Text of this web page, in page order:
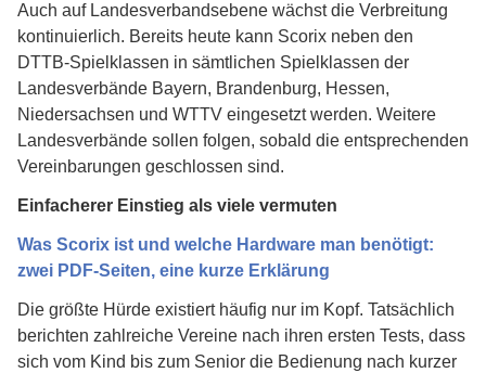
Auch auf Landesverbandsebene wächst die Verbreitung
kontinuierlich. Bereits heute kann Scorix neben den
DTTB-Spielklassen in sämtlichen Spielklassen der
Landesverbände Bayern, Brandenburg, Hessen,
Niedersachsen und WTTV eingesetzt werden. Weitere
Landesverbände sollen folgen, sobald die entsprechenden
Vereinbarungen geschlossen sind.
Einfacherer Einstieg als viele vermuten
Was Scorix ist und welche Hardware man benötigt:
zwei PDF-Seiten, eine kurze Erklärung
Die größte Hürde existiert häufig nur im Kopf. Tatsächlich
berichten zahlreiche Vereine nach ihren ersten Tests, dass
sich vom Kind bis zum Senior die Bedienung nach kurzer